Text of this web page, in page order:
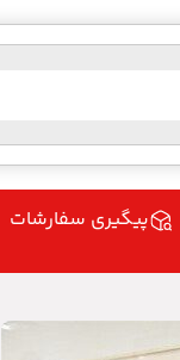
پیگیری سفارشات